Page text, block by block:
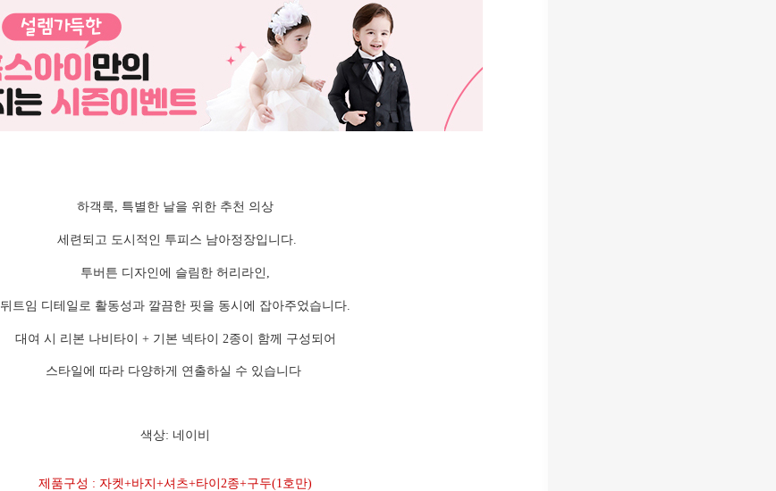
하객룩, 특별한 날을 위한 추천 의상
세련되고 도시적인 투피스 남아정장입니다.
투버튼 디자인에 슬림한 허리라인,
뒤트임 디테일로 활동성과 깔끔한 핏을 동시에 잡아주었습니다.
대여 시 리본 나비타이 + 기본 넥타이 2종이 함께 구성되어
스타일에 따라 다양하게 연출하실 수 있습니다
색상: 네이비
제품구성 : 자켓+바지+셔츠+타이2종+구두(1호만)